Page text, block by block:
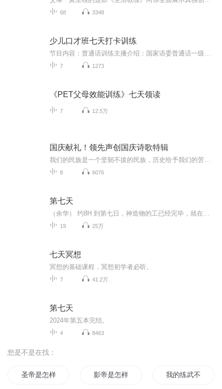
68 3348
少儿口才班七天打卡训练
7 1273
《PET父母效能训练》七天领读
7 12.5万
国庆献礼！领先声创国庆诗歌特辑
8 6076
第七天
19 25万
七天冥想
冥想的基础课程，冥想初学者必听。
7 41.2万
第七天
2024年第五本完结。
4 8463
您是不是在找：
圣帝是怎样练成的 影帝是怎样练成的 我的练武不一样